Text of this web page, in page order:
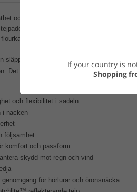
If your country is
Shopping
och 20 000 g/m2/24h andning
sömmar
DWR-impregnering
släpper ut överskottsvärme och fukt från
Det är din sköld mot elementen och
och flexibilitet i sadeln
i nacken
följsamhet
komfort och passform
skydd mot regn och vind
för hörlurar och öronsnäcka